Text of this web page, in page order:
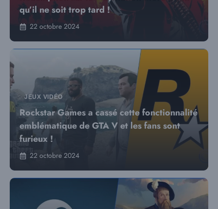
qu’il ne soit trop tard !
22 octobre 2024
JEUX VIDÉO
Rockstar Games a cassé cette fonctionnalité
emblématique de GTA V et les fans sont
furieux !
22 octobre 2024